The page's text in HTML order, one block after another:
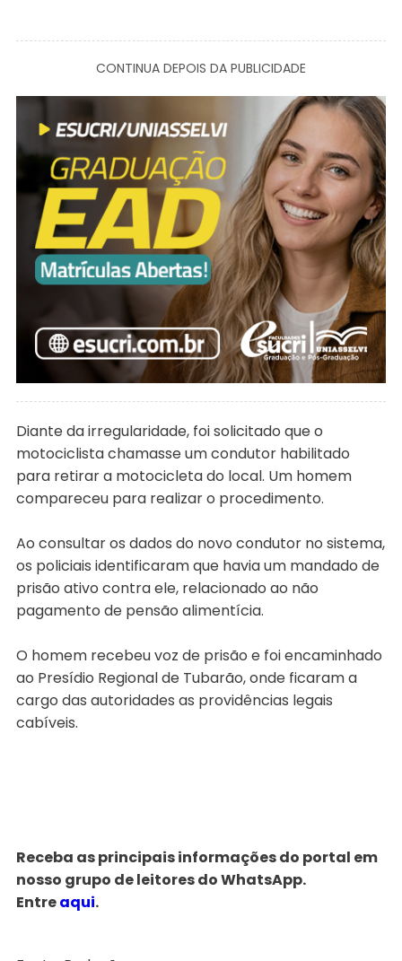
CONTINUA DEPOIS DA PUBLICIDADE
Diante da irregularidade, foi solicitado que o
motociclista chamasse um condutor habilitado
para retirar a motocicleta do local. Um homem
compareceu para realizar o procedimento.
Ao consultar os dados do novo condutor no sistema,
os policiais identificaram que havia um mandado de
prisão ativo contra ele, relacionado ao não
pagamento de pensão alimentícia.
O homem recebeu voz de prisão e foi encaminhado
ao Presídio Regional de Tubarão, onde ficaram a
cargo das autoridades as providências legais
cabíveis.
Receba as principais informações do portal em
nosso grupo de leitores do WhatsApp.
Entreaqui.